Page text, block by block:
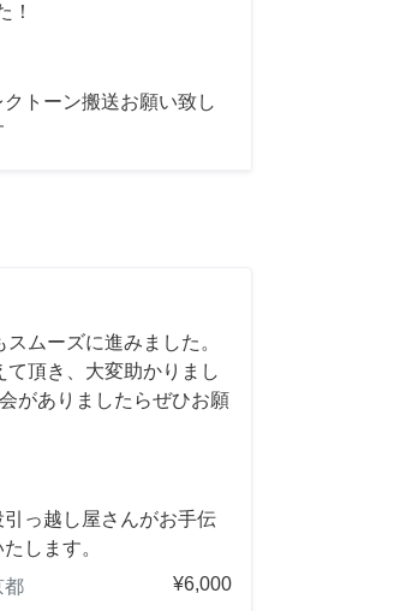
！
クトーン搬送お願い致し
ムーズに進みました。
頂き、大変助かりまし
がありましたらぜひお願
引っ越し屋さんがお手伝
します。
都
¥6,000